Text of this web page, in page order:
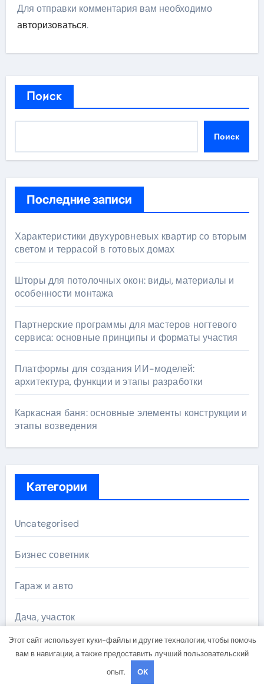
Для отправки комментария вам необходимо
авторизоваться.
Поиск
Поиск
Последние записи
Характеристики двухуровневых квартир со вторым
светом и террасой в готовых домах
Шторы для потолочных окон: виды, материалы и
особенности монтажа
Партнерские программы для мастеров ногтевого
сервиса: основные принципы и форматы участия
Платформы для создания ИИ-моделей:
архитектура, функции и этапы разработки
Каркасная баня: основные элементы конструкции и
этапы возведения
Категории
Uncategorised
Бизнес советник
Гараж и авто
Дача, участок
Как выбрать гаджет
Этот сайт использует куки-файлы и другие технологии, чтобы помочь
вам в навигации, а также предоставить лучший пользовательский
опыт.
OK